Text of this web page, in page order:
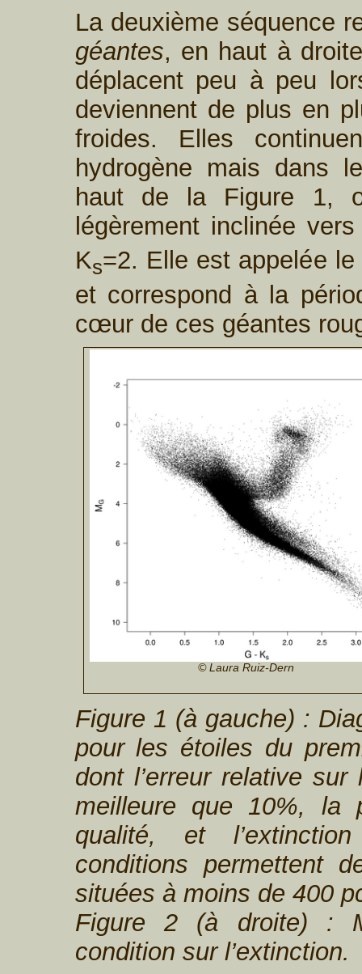
La deuxième séquence
géantes, en haut à
déplacent peu à peu
deviennent de plus en
froides. Elles
hydrogène mais dans
haut de la Figure 1,
légèrement inclinée
Ks=2. Elle est appelée
et correspond à la
cœur de ces géantes
© Laura Ruiz-Dern
Figure 1 (à gauche) :
pour les étoiles du
dont l’erreur relative
meilleure que 10%, la
qualité, et
conditions permettent
situées à moins de 400
Figure 2 (à droite) :
condition sur l’extinction.